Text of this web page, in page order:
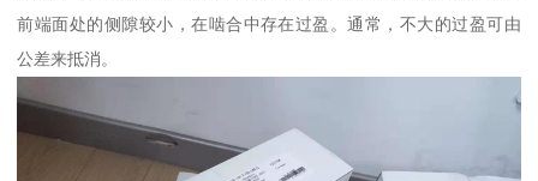
前端面处的侧隙较小，在啮合中存在过盈。通常，不大的过盈可由
公差来抵消。